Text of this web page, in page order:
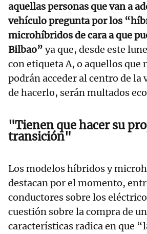
aquellas personas que van a
vehículo pregunta por los
microhíbridos de cara a que
Bilbao” ya que, desde este
con etiqueta A, o aquellos que
podrán acceder al centro de la
de hacerlo, serán multados
"Tienen que hacer su
transición"
Los modelos híbridos y
destacan por el momento,
conductores sobre los
cuestión sobre la compra de
características radica en que “l